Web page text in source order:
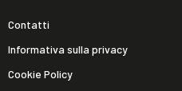
Contatti
Informativa sulla privacy
Cookie Policy